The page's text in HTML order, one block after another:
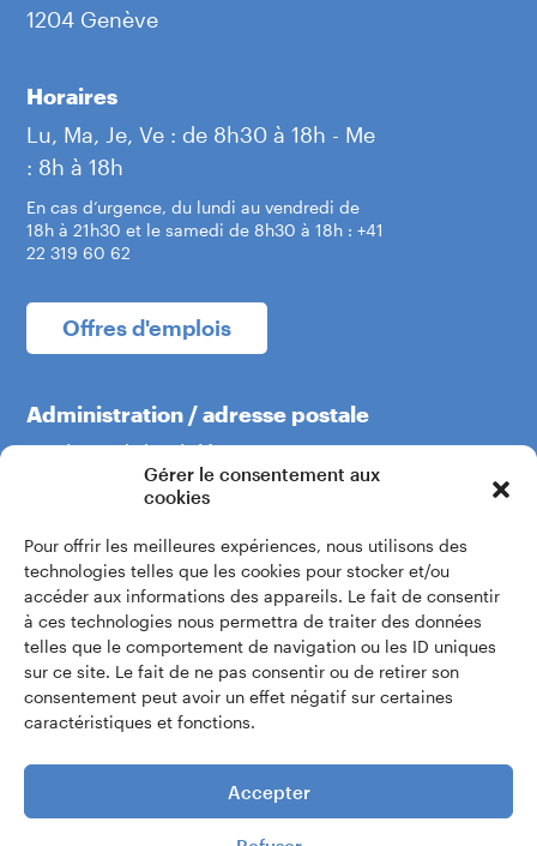
Gérer le consentement aux
cookies
Pour offrir les meilleures expériences, nous utilisons des
technologies telles que les cookies pour stocker et/ou
accéder aux informations des appareils. Le fait de consentir
à ces technologies nous permettra de traiter des données
telles que le comportement de navigation ou les ID uniques
sur ce site. Le fait de ne pas consentir ou de retirer son
consentement peut avoir un effet négatif sur certaines
caractéristiques et fonctions.
Accepter
1204 Genève
Horaires
Lu, Ma, Je, Ve : de 8h30 à 18h - Me
: 8h à 18h
En cas d’urgence, du lundi au vendredi de
18h à 21h30 et le samedi de 8h30 à 18h : +41
22 319 60 62
Offres d'emplois
Administration / adresse postale
Boulevard du Théâtre 5
1204 Genève
+41 22 319 60 60
Écrivez-nous
Accès intranet